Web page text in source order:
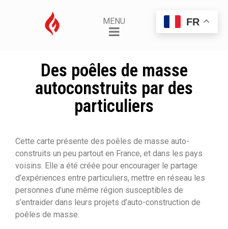
MENU
Des poêles de masse
autoconstruits par des
particuliers
Cette carte présente des poêles de masse auto-
construits un peu partout en France, et dans les pays
voisins. Elle a été créée pour encourager le partage
d’expériences entre particuliers, mettre en réseau les
personnes d’une même région susceptibles de
s’entraider dans leurs projets d’auto-construction de
poêles de masse.
FR